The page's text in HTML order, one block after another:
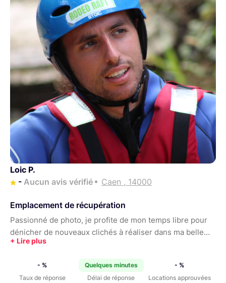
Loic P.
- Aucun avis vérifié Caen , 14000
Emplacement de récupération
Passionné de photo, je profite de mon temps libre pour
dénicher de nouveaux clichés à réaliser dans ma belle
ville de Caen !
- %
Taux de réponse
Quelques minutes
Délai de réponse
- %
Locations approuvées